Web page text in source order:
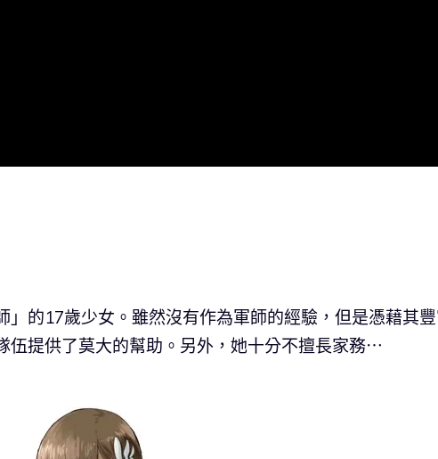
」的17歲少女。雖然沒有作為軍師的經驗，但是憑藉其
伍提供了莫大的幫助。另外，她十分不擅長家務⋯